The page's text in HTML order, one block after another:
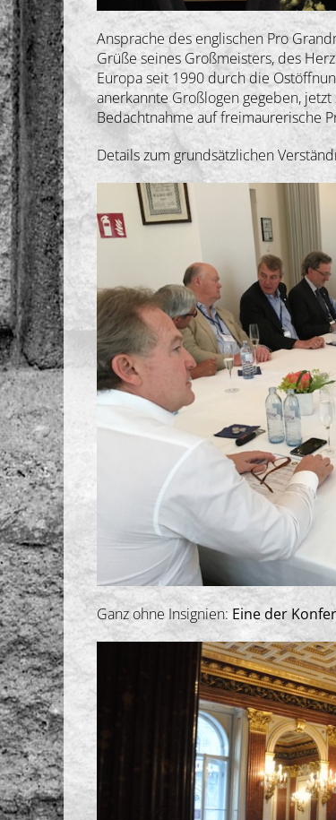
Ansprache des englischen Pro
Grüße seines Großmeisters, des
Europa seit 1990 durch die
anerkannte Großlogen gegeben,
Bedachtnahme auf freimaurerische
Details zum grundsätzlichen
Ganz ohne Insignien: Eine der